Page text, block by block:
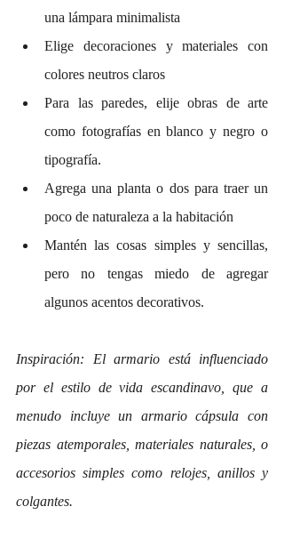
una lámpara minimalista
Elige decoraciones y materiales con
colores neutros claros
Para las paredes, elije obras de arte
como fotografías en blanco y negro o
tipografía.
Agrega una planta o dos para traer un
poco de naturaleza a la habitación
Mantén las cosas simples y sencillas,
pero no tengas miedo de agregar
algunos acentos decorativos.
Inspiración: El armario está influenciado
por el estilo de vida escandinavo, que a
menudo incluye un armario cápsula con
piezas atemporales, materiales naturales, o
accesorios simples como relojes, anillos y
colgantes.